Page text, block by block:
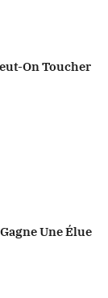
On Toucher
Une Élue